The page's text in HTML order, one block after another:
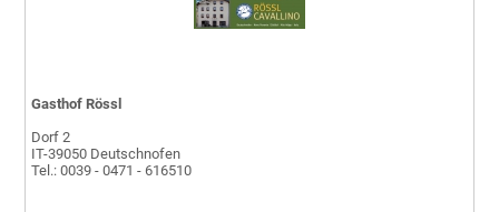
Gasthof Rössl
Dorf 2
IT-39050 Deutschnofen
Tel.: 0039 - 0471 - 616510